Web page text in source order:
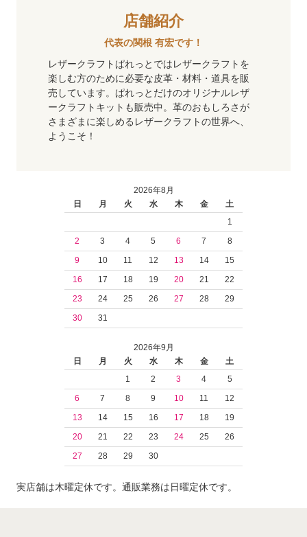
店舗紹介
代表の関根 有宏です！
レザークラフトぱれっとではレザークラフトを
楽しむ方のために必要な皮革・材料・道具を販
売しています。ぱれっとだけのオリジナルレザ
ークラフトキットも販売中。革のおもしろさが
さまざまに楽しめるレザークラフトの世界へ、
ようこそ！
2026年8月
日
月 火 水 木 金
土
1
2
3 4 5 6 7
8
9
10 11 12 13 14
15
16
17 18 19 20 21
22
23
24 25 26 27 28
29
30
31
2026年9月
日
月 火 水 木 金
土
1
2 3 4
5
6
7 8 9 10 11
12
13
14 15 16 17 18
19
20
21 22 23 24 25
26
27
28 29 30
実店舗は木曜定休です。通販業務は日曜定休です。